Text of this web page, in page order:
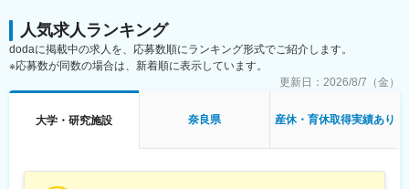
・治験の進捗状況の確認や患者様対応の予定などを、院内の治験
事務局に共有
・来院された患者様の診察や検査に同席し、治験が手順通りに行
われているか、患者様の状態変化が無いかを確認します。
・患者様の報告書作成
・医師との打ち合わせ
人気求人ランキング
dodaに掲載中の求人を、応募数順にランキング形式でご紹介します。
※応募数が同数の場合は、新着順に表示しています。
更新日： 2026/8/7（金）
大学・研究施設 奈良県 産休・育休取得実績あり